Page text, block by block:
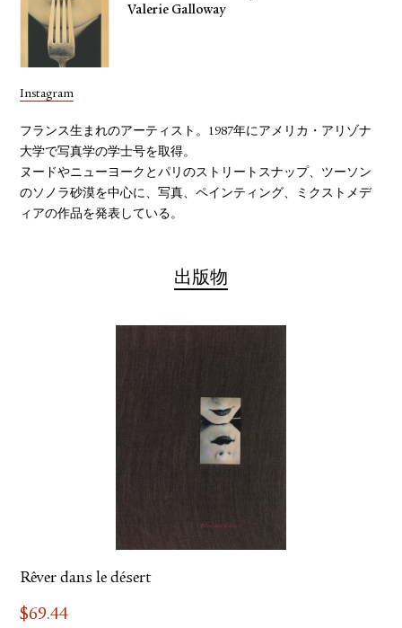
Valerie Galloway
Instagram
フランス生まれのアーティスト。1987年にアメリカ・アリゾナ
大学で写真学の学士号を取得。
ヌードやニューヨークとパリのストリートスナップ、ツーソン
のソノラ砂漠を中心に、写真、ペインティング、ミクストメデ
ィアの作品を発表している。
出版物
Rêver dans le désert
$69.44